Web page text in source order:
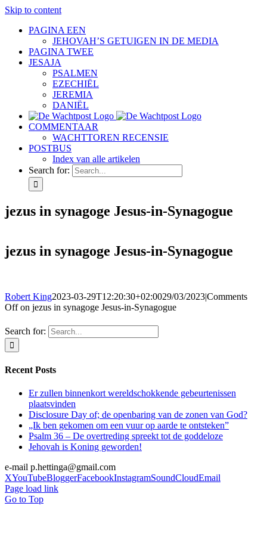
Skip to content
PAGINA EEN
JEHOVAH’S GETUIGEN IN DE MEDIA
PAGINA TWEE
JESAJA
PSALMEN
EZECHIËL
JEREMIA
DANIËL
COMMENTAAR
WACHTTOREN RECENSIE
POSTBUS
Index van alle artikelen
Search for:
jezus in synagoge Jesus-in-Synagogue
jezus in synagoge Jesus-in-Synagogue
Robert King2023-03-29T12:20:30+02:0029/03/2023|Comments
Offon jezus in synagoge Jesus-in-Synagogue
Search for:
Recent Posts
Er zullen binnenkort wereldschokkende gebeurtenissen
plaatsvinden
Disclosure Day of; de openbaring van de zonen van God?
„Ik ben gekomen om een vuur op aarde te ontsteken”
Psalm 36 – De overtreding spreekt tot de goddeloze
Jehovah is Koning geworden!
e-mail p.hettinga@gmail.com
XYouTubeBloggerFacebookInstagramSoundCloudEmail
Page load link
Go to Top